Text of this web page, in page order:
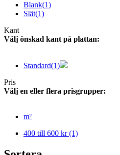
Blank(1)
Slät(1)
Kant
Välj önskad kant på plattan:
Standard(1)
Pris
Välj en eller flera prisgrupper:
m²
400 till 600 kr(1)